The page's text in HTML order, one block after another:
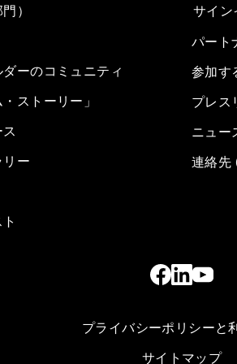
）
ーのコミュニティ
ストーリー」
リー
サイン
パート
参加す
プレス
ニュー
連絡先
プライバシーポリシーと
サイトマップ